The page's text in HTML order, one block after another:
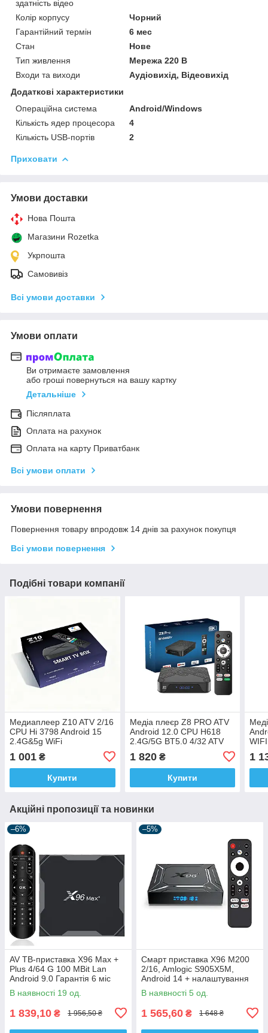
здатність відео
Колір корпусу
Чорний
Гарантійний термін
6 мес
Стан
Нове
Тип живлення
Мережа 220 В
Входи та виходи
Аудіовихід, Відеовихід
Додаткові характеристики
Операційна система
Android/Windows
Кількість ядер процесора
4
Кількість USB-портів
2
Приховати
Умови доставки
Нова Пошта
Магазини Rozetka
Укрпошта
Самовивіз
Всі умови доставки
Умови оплати
Ви отримаєте замовлення
або гроші повернуться на вашу картку
Детальніше
Післяплата
Оплата на рахунок
Оплата на карту Приватбанк
Всі умови оплати
Умови повернення
Повернення товару впродовж 14 днів за рахунок покупця
Всі умови повернення
Подібні товари компанії
Медиаплеер Z10 ATV 2/16
CPU Hi 3798 Android 15
2.4G&5g WiFi
1 001 ₴
Купити
Медіа плеєр Z8 PRO ATV
Android 12.0 CPU H618
2.4G/5G BT5.0 4/32 ATV
Заводська прошивка
1 820₴
Купити
1
Акційні пропозиції та новинки
–6%
AV ТВ-приставка X96 Max +
Plus 4/64 G 100 MBit Lan
Android 9.0 Гарантія 6 міс
В наявності 19 од.
1 839,10 ₴ 1 956,50 ₴
–5%
Смарт приставка X96 M200
2/16, Amlogic S905X5M,
Android 14 + налаштування
В наявності 5 од.
1 565,60 ₴ 1 648 ₴